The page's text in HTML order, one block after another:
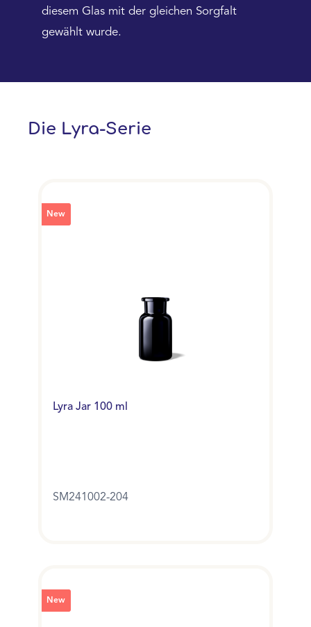
diesem Glas mit der gleichen Sorgfalt
gewählt wurde.
Die Lyra-Serie
New
Lyra Jar 100 ml
SM241002-204
New